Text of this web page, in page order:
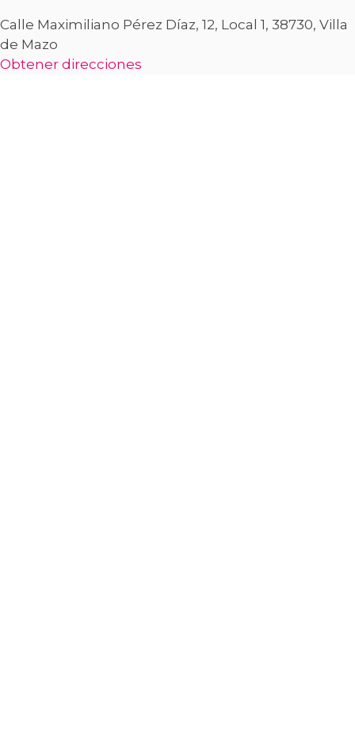
Calle Maximiliano Pérez Díaz, 12, Local 1, 38730, Villa
de Mazo
Obtener direcciones